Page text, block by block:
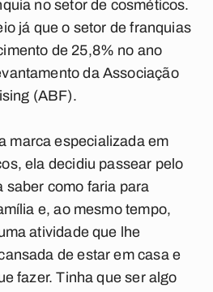
no setor de cosméticos.
já que o setor de franquias
de 25,8% no ano
da Associação
(ABF).
marca especializada em
ela decidiu passear pelo
saber como faria para
e, ao mesmo tempo,
atividade que lhe
de estar em casa e
fazer. Tinha que ser algo